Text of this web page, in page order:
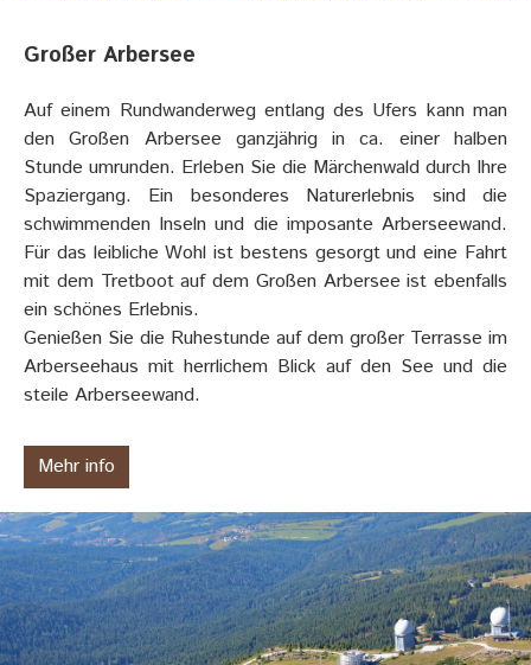
Großer Arbersee
Auf einem Rundwanderweg entlang des Ufers kann man
den Großen Arbersee ganzjährig in ca. einer halben
Stunde umrunden. Erleben Sie die Märchenwald durch Ihre
Spaziergang. Ein besonderes Naturerlebnis sind die
schwimmenden Inseln und die imposante Arberseewand.
Für das leibliche Wohl ist bestens gesorgt und eine Fahrt
mit dem Tretboot auf dem Großen Arbersee ist ebenfalls
ein schönes Erlebnis.
Genießen Sie die Ruhestunde auf dem großer Terrasse im
Arberseehaus mit herrlichem Blick auf den See und die
steile Arberseewand.
Mehr info